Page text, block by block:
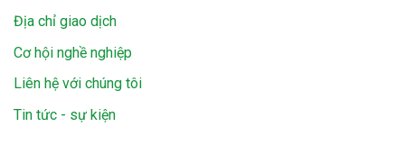
Địa chỉ giao dịch
Cơ hội nghề nghiệp
Liên hệ với chúng tôi
Tin tức - sự kiện